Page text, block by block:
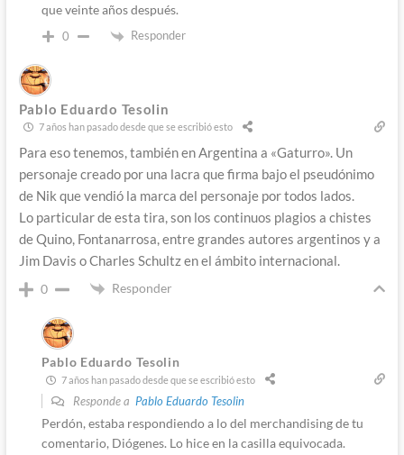
que veinte años después.
0 Responder
Pablo Eduardo Tesolin
7 años han pasado desde que se escribió esto
Para eso tenemos, también en Argentina a «Gaturro». Un
personaje creado por una lacra que firma bajo el pseudónimo
de Nik que vendió la marca del personaje por todos lados.
Lo particular de esta tira, son los continuos plagios a chistes
de Quino, Fontanarrosa, entre grandes autores argentinos y a
Jim Davis o Charles Schultz en el ámbito internacional.
0 Responder
Pablo Eduardo Tesolin
7 años han pasado desde que se escribió esto
Responde a Pablo Eduardo Tesolin
Perdón, estaba respondiendo a lo del merchandising de tu
comentario, Diógenes. Lo hice en la casilla equivocada.